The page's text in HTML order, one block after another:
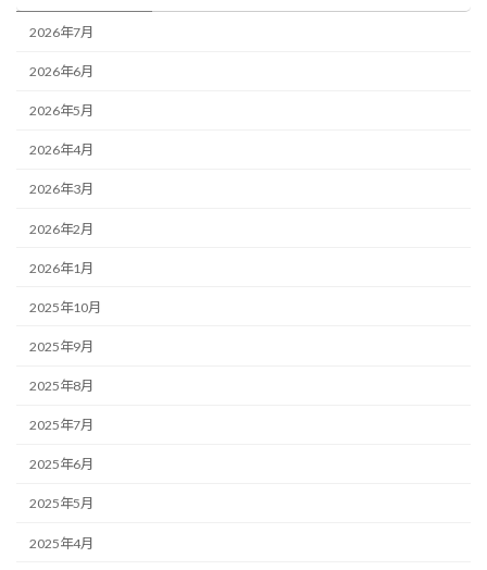
2026年7月
2026年6月
2026年5月
2026年4月
2026年3月
2026年2月
2026年1月
2025年10月
2025年9月
2025年8月
2025年7月
2025年6月
2025年5月
2025年4月